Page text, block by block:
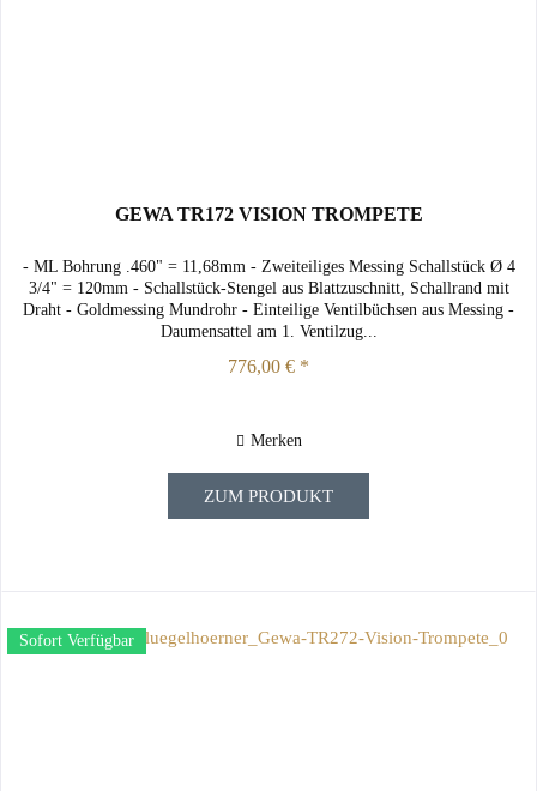
GEWA TR172 VISION TROMPETE
- ML Bohrung .460" = 11,68mm - Zweiteiliges Messing Schallstück Ø 4
3/4" = 120mm - Schallstück-Stengel aus Blattzuschnitt, Schallrand mit
Draht - Goldmessing Mundrohr - Einteilige Ventilbüchsen aus Messing -
Daumensattel am 1. Ventilzug...
776,00 € *
Merken
ZUM PRODUKT
Sofort Verfügbar